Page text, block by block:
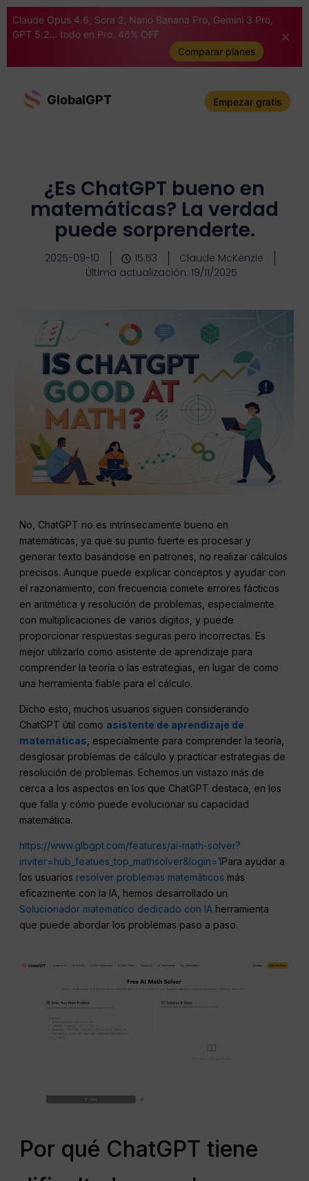
Claude Opus 4.6, Sora 2, Nano Banana Pro, Gemini 3 Pro,
GPT 5.2... todo en Pro. 46% OFF
Comparar planes
GlobalGPT Empezar gratis
¿Es ChatGPT bueno en
matemáticas? La verdad
puede sorprenderte.
2025-09-10 15:53
Claude McKenzie
Última actualización: 19/11/2025
No, ChatGPT no es intrínsecamente bueno en
matemáticas, ya que su punto fuerte es procesar y
generar texto basándose en patrones, no realizar cálculos
precisos. Aunque puede explicar conceptos y ayudar con
el razonamiento, con frecuencia comete errores fácticos
en aritmética y resolución de problemas, especialmente
con multiplicaciones de varios dígitos, y puede
proporcionar respuestas seguras pero incorrectas. Es
mejor utilizarlo como asistente de aprendizaje para
comprender la teoría o las estrategias, en lugar de como
una herramienta fiable para el cálculo.
Dicho esto, muchos usuarios siguen considerando
ChatGPT útil como asistente de aprendizaje de
matemáticas , especialmente para comprender la teoría,
desglosar problemas de cálculo y practicar estrategias de
resolución de problemas. Echemos un vistazo más de
cerca a los aspectos en los que ChatGPT destaca, en los
que falla y cómo puede evolucionar su capacidad
matemática.
https://www.glbgpt.com/features/ai-math-solver?
inviter=hub_featues_top_mathsolver&login=1 Para ayudar a
los usuarios resolver problemas matemáticos más
eficazmente con la IA, hemos desarrollado un
Solucionador matemático dedicado con IA herramienta
que puede abordar los problemas paso a paso.
Por qué ChatGPT tiene